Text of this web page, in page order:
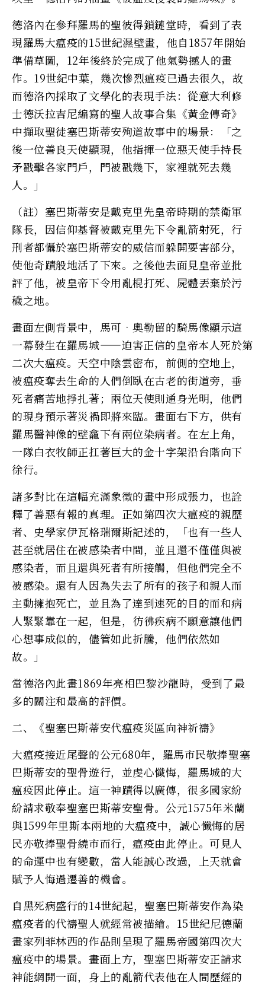
德洛內在參拜羅馬的聖彼得鎖鏈堂時，看到了表
現羅馬大瘟疫的15世紀濕壁畫，他自1857年開始
準備草圖，12年後終於完成了他氣勢撼人的畫
作。19世紀中葉，幾次慘烈瘟疫已過去很久，故
而德洛內採取了文學化的表現手法：從意大利修
士德沃拉吉尼編寫的聖人故事合集《黃金傳奇》
中擷取聖徒塞巴斯蒂安殉道故事中的場景：「之
後一位善良天使顯現，他指揮一位惡天使手持長
矛戳擊各家門戶，門被戳幾下，家裡就死去幾
人。」
（註）塞巴斯蒂安是戴克里先皇帝時期的禁衛軍
隊長，因信仰基督被戴克里先下令亂箭射死，行
刑者都懾於塞巴斯蒂安的威信而躲開要害部分，
使他奇蹟般地活了下來。之後他去面見皇帝並批
評了他，被皇帝下令用亂棍打死、屍體丟棄於污
穢之地。
畫面左側背景中，馬可‧奧勒留的騎馬像顯示這
一幕發生在羅馬城——迫害正信的皇帝本人死於第
二次大瘟疫。天空中陰雲密布，前側的空地上，
被瘟疫奪去生命的人們倒臥在古老的街道旁，垂
死者痛苦地掙扎著；兩位天使則通身光明，他們
的現身預示著災禍即將來臨。畫面右下方，供有
羅馬醫神像的壁龕下有兩位染病者。在左上角，
一隊白衣牧師正扛著巨大的金十字架沿台階向下
徐行。
諸多對比在這幅充滿象徵的畫中形成張力，也詮
釋了善惡有報的真理。正如第四次大瘟疫的親歷
者、史學家伊瓦格瑞爾斯記述的，「也有一些人
甚至就居住在被感染者中間，並且還不僅僅與被
感染者，而且還與死者有所接觸，但他們完全不
被感染。還有人因為失去了所有的孩子和親人而
主動擁抱死亡，並且為了達到速死的目的而和病
人緊緊靠在一起，但是，彷彿疾病不願意讓他們
心想事成似的，儘管如此折騰，他們依然如
故。」
當德洛內此畫1869年亮相巴黎沙龍時，受到了最
多的關注和最高的評價。
二、《聖塞巴斯蒂安代瘟疫災區向神祈禱》
大瘟疫接近尾聲的公元680年，羅馬市民敬捧聖塞
巴斯蒂安的聖骨遊行，並虔心懺悔，羅馬城的大
瘟疫因此停止。這一神蹟得以廣傳，很多國家紛
紛請求敬奉聖塞巴斯蒂安聖骨。公元1575年米蘭
與1599年里斯本兩地的大瘟疫中，誠心懺悔的居
民亦敬捧聖骨繞市而行，瘟疫由此停止。可見人
的命運中也有變數，當人能誠心改過，上天就會
賦予人悔過遷善的機會。
自黑死病盛行的14世紀起，聖塞巴斯蒂安作為染
瘟疫者的代禱聖人就經常被描繪。15世紀尼德蘭
畫家列菲林西的作品則呈現了羅馬帝國第四次大
瘟疫中的場景。畫面上方，聖塞巴斯蒂安正請求
神能網開一面，身上的亂箭代表他在人間歷經的